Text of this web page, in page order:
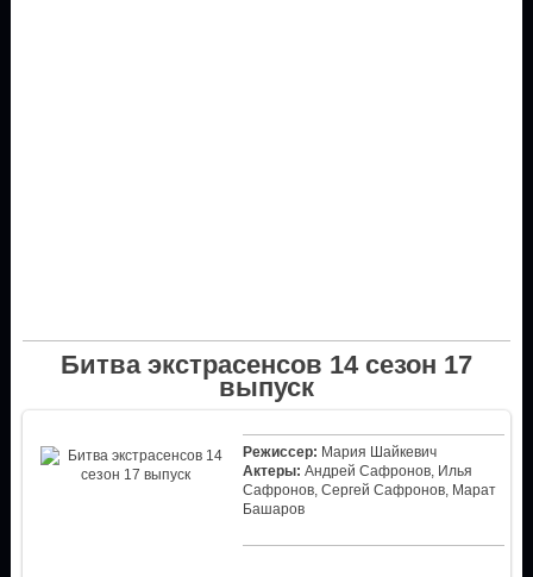
Битва экстрасенсов 14 сезон 17
выпуск
Режиссер: Мария Шайкевич
Актеры: Андрей Сафронов, Илья
Сафронов, Сергей Сафронов, Марат
Башаров